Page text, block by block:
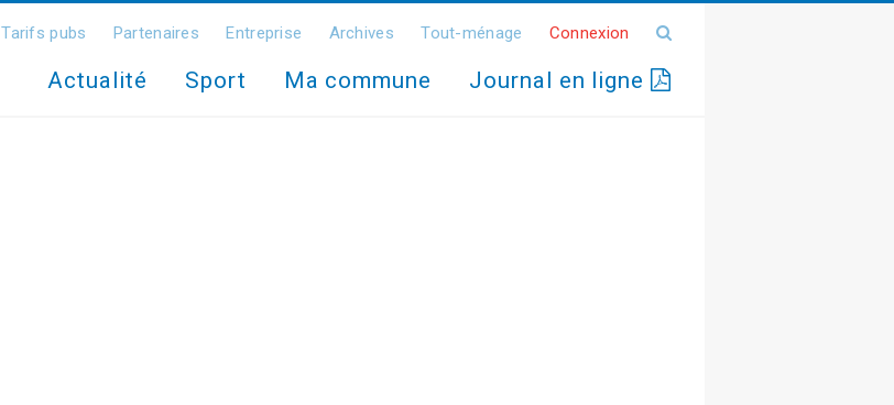
Tarifs pubs Partenaires Entreprise Archives Tout-ménage Connexion
Actualité Sport Ma commune Journal en ligne